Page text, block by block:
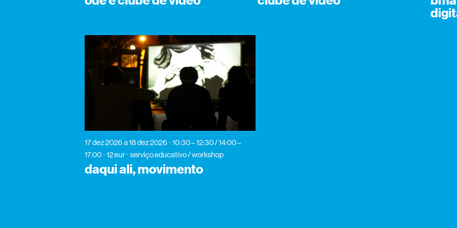
17 dez 2026 a 18 dez 2026
10:30 – 12:30 / 14:00 –
17:00
12 eur serviço educativo / workshop
daqui ali, movimento